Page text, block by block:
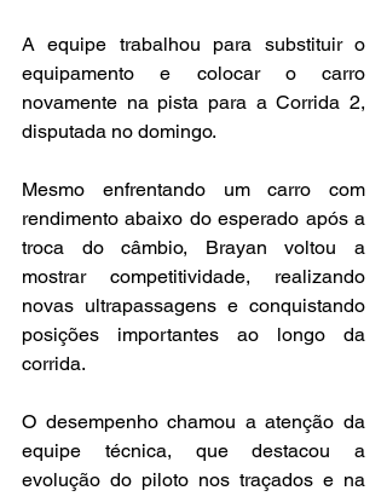
A equipe trabalhou para substituir o
equipamento e colocar o carro
novamente na pista para a Corrida 2,
disputada no domingo.
Mesmo enfrentando um carro com
rendimento abaixo do esperado após a
troca do câmbio, Brayan voltou a
mostrar competitividade, realizando
novas ultrapassagens e conquistando
posições importantes ao longo da
corrida.
O desempenho chamou a atenção da
equipe técnica, que destacou a
evolução do piloto nos traçados e na